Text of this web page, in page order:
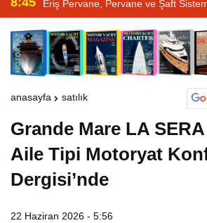
Eriş Pervane, Pervane ve Şaft
Uzmanlığıyla Yat Dergisi’nde
anasayfa satılık
Grande Mare LA
Aile Tipi Motoryat
Dergisi’nde
22 Haziran 2026 - 5:56